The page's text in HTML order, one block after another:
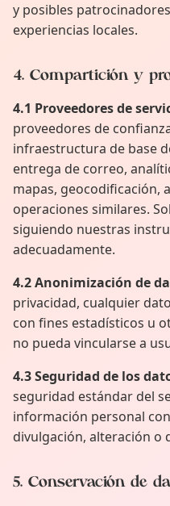
y posibles
experiencias locales.
4. Compartición y
4.1 Proveedores de
proveedores de
infraestructura de base
entrega de correo,
mapas, geocodificación,
operaciones similares.
siguiendo nuestras
adecuadamente.
4.2 Anonimización de
privacidad, cualquier
con fines estadísticos u
no pueda vincularse a
4.3 Seguridad de los
seguridad estándar del
información personal
divulgación, alteración o
5. Conservación de